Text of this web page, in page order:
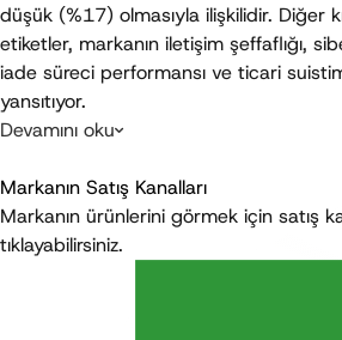
düşük (%17) olmasıyla ilişkilidir. Diğer
etiketler, markanın iletişim şeffaflığı,
iade süreci performansı ve ticari
yansıtıyor.
Devamını oku
Markanın Satış Kanalları
Markanın ürünlerini görmek için satış
tıklayabilirsiniz.